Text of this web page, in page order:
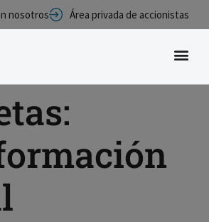
nosotros Área privada de accionistas